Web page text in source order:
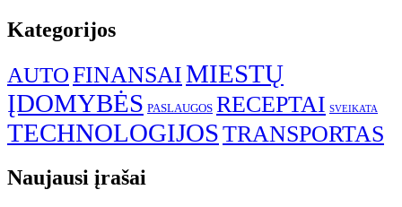
Kategorijos
AUTOFINANSAIMIESTŲ
ĮDOMYBĖS PASLAUGOS RECEPTAI SVEIKATA
TECHNOLOGIJOSTRANSPORTAS
Naujausi įrašai